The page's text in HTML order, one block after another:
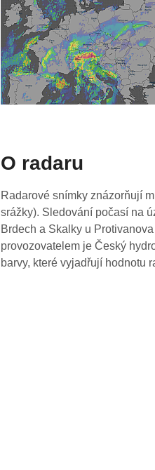
O radaru
Radarové snímky znázorňují
srážky). Sledování počasí na
Brdech a Skalky u
provozovatelem je Český
barvy, které vyjadřují hodnotu